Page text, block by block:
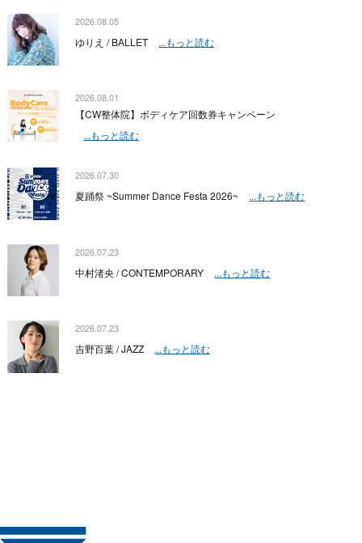
2026.08.05
ゆりえ / BALLET ...もっと読む
2026.08.01
【CW整体院】ボディケア回数券キャンペーン
...もっと読む
2026.07.30
夏踊祭 ~Summer Dance Festa 2026~ ...もっと読む
2026.07.23
中村渚央 / CONTEMPORARY ...もっと読む
2026.07.23
吉野百葉 / JAZZ ...もっと読む